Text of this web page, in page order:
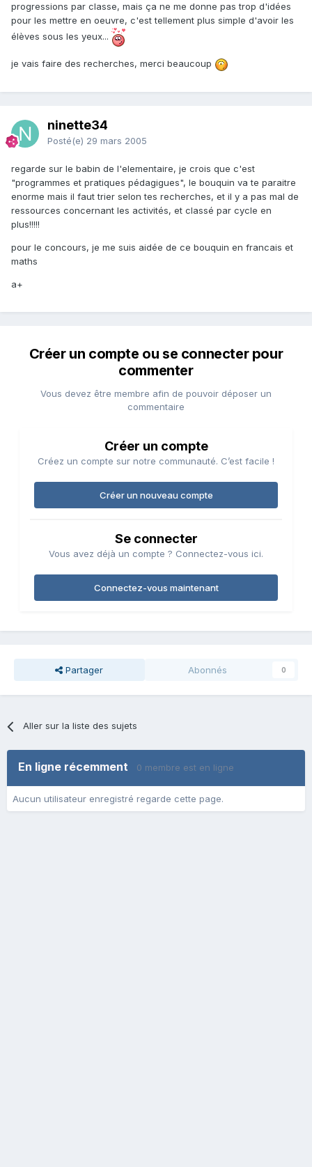
progressions par classe, mais ça ne me donne pas trop d'idées
pour les mettre en oeuvre, c'est tellement plus simple d'avoir les
élèves sous les yeux...
je vais faire des recherches, merci beaucoup
ninette34
Posté(e) 29 mars 2005
regarde sur le babin de l'elementaire, je crois que c'est
"programmes et pratiques pédagigues", le bouquin va te paraitre
enorme mais il faut trier selon tes recherches, et il y a pas mal de
ressources concernant les activités, et classé par cycle en
plus!!!!!
pour le concours, je me suis aidée de ce bouquin en francais et
maths
a+
Créer un compte ou se connecter pour
commenter
Vous devez être membre afin de pouvoir déposer un
commentaire
Créer un compte
Créez un compte sur notre communauté. C’est facile !
Créer un nouveau compte
Se connecter
Vous avez déjà un compte ? Connectez-vous ici.
Connectez-vous maintenant
Partager Abonnés 0
Aller sur la liste des sujets
En ligne récemment 0 membre est en ligne
Aucun utilisateur enregistré regarde cette page.